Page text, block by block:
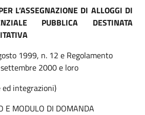
L’ASSEGNAZIONE DI ALLOGGI DI
PUBBLICA DESTINATA
1999, n. 12 e Regolamento
2000 e loro
ed integrazioni)
E MODULO DI DOMANDA